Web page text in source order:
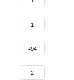
1
494
2